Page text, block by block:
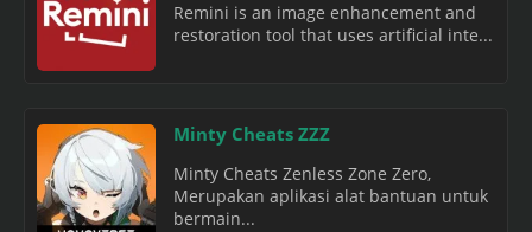
Remini is an image enhancement and
restoration tool that uses artificial inte...
Minty Cheats ZZZ
Minty Cheats Zenless Zone Zero,
Merupakan aplikasi alat bantuan untuk
bermain...